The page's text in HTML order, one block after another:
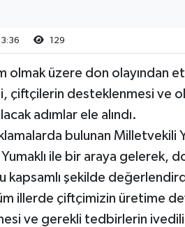
129
olmak üzere don olayından
çiftçilerin desteklenmesi ve
adımlar ele alındı.
bulunan Milletvekili
Yumaklı ile bir araya gelerek,
kapsamlı şekilde
illerde çiftçimizin üretime
ve gerekli tedbirlerin